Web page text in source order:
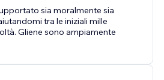
sia moralmente sia
tra le iniziali mille
Gliene sono ampiamente